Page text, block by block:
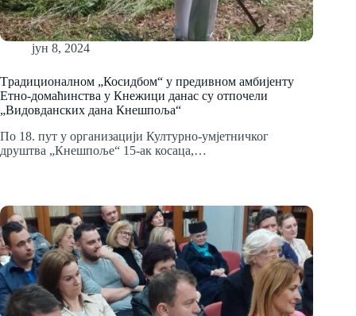
јун 8, 2024
Tрадиционалном „Косидбом“ у предивном амбијенту
Етно-домаћинства у Кнежици данас су отпочели
„Видовданских дана Кнешпоља“
По 18. пут у организацији Културно-умјетничког
друштва „Кнешпоље“ 15-ак косаца,…